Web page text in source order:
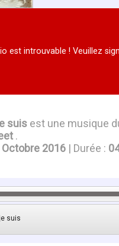
est introuvable ! Veuillez
suisest une musique
.
Octobre 2016| Durée :
suis